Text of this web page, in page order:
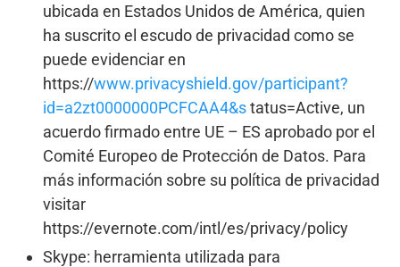
ubicada en Estados Unidos de América, quien
ha suscrito el escudo de privacidad como se
puede evidenciar en
https://www.privacyshield.gov/participant?
id=a2zt0000000PCFCAA4&status=Active, un
acuerdo firmado entre UE – ES aprobado por el
Comité Europeo de Protección de Datos. Para
más información sobre su política de privacidad
visitar
https://evernote.com/intl/es/privacy/policy
Skype: herramienta utilizada para